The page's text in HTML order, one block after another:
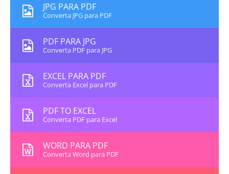
JPG PARA PDF
Converta JPG para PDF
PDF PARA JPG
Converta PDF para JPG
EXCEL PARA PDF
Converta Excel para PDF
PDF TO EXCEL
Converta PDF para Excel
WORD PARA PDF
Converta Word para PDF